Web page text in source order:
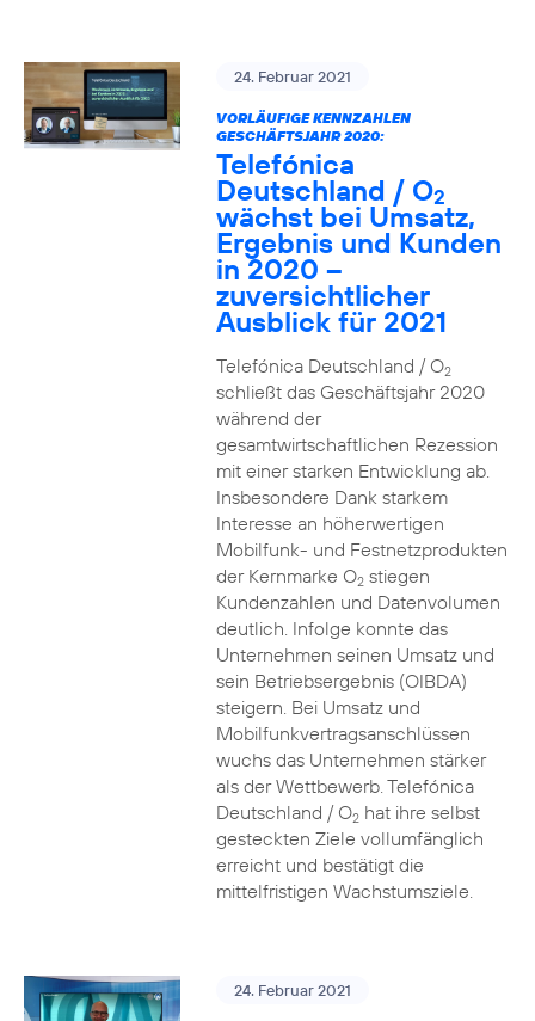
24. Februar 2021
VORLÄUFIGE KENNZAHLEN
GESCHÄFTSJAHR 2020:
Telefónica
Deutschland / O2
wächst bei Umsatz,
Ergebnis und Kunden
in 2020 –
zuversichtlicher
Ausblick für 2021
Telefónica Deutschland / O2
schließt das Geschäftsjahr 2020
während der
gesamtwirtschaftlichen Rezession
mit einer starken Entwicklung ab.
Insbesondere Dank starkem
Interesse an höherwertigen
Mobilfunk- und Festnetzprodukten
der Kernmarke O2stiegen
Kundenzahlen und Datenvolumen
deutlich. Infolge konnte das
Unternehmen seinen Umsatz und
sein Betriebsergebnis (OIBDA)
steigern. Bei Umsatz und
Mobilfunkvertragsanschlüssen
wuchs das Unternehmen stärker
als der Wettbewerb. Telefónica
Deutschland / O2hat ihre selbst
gesteckten Ziele vollumfänglich
erreicht und bestätigt die
mittelfristigen Wachstumsziele.
24. Februar 2021